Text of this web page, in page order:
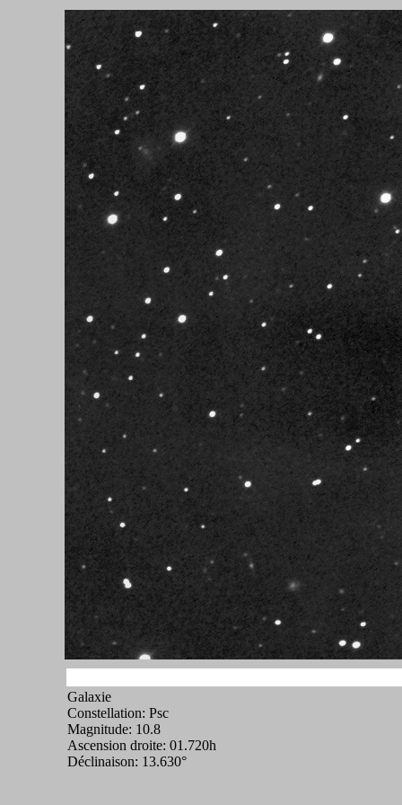
Galaxie
Constellation: Psc
Magnitude: 10.8
Ascension droite: 01.720h
Déclinaison: 13.630°